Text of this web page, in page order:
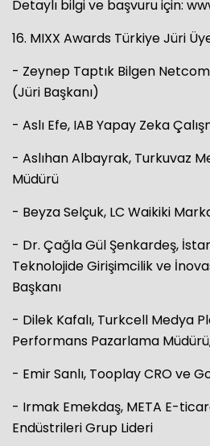
Detaylı bilgi ve başvuru için:
16. MIXX Awards Türkiye Jüri
- Zeynep Taptık Bilgen
(Jüri Başkanı)
- Aslı Efe, IAB Yapay Zeka
- Aslıhan Albayrak, Turkuvaz
Müdürü
- Beyza Selçuk, LC Waikiki
- Dr. Çağla Gül Şenkardeş,
Teknolojide Girişimcilik ve
Başkanı
- Dilek Kafalı, Turkcell Medya
Performans Pazarlama
- Emir Sanlı, Tooplay CRO ve
- Irmak Emekdaş, META E-
Endüstrileri Grup Lideri